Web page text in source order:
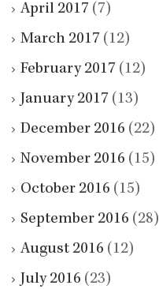
April 2017 (7)
March 2017 (12)
February 2017 (12)
January 2017 (13)
December 2016 (22)
November 2016 (15)
October 2016 (15)
September 2016 (28)
August 2016 (12)
July 2016 (23)